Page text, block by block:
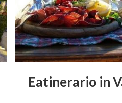
Eatinerario in